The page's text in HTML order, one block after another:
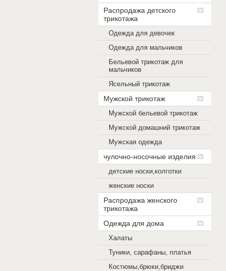
Распродажа детского
трикотажа
Одежда для девочек
Одежда для мальчиков
Бельевой трикотаж для
мальчиков
Ясельный трикотаж
Мужской трикотаж
Мужской бельевой трикотаж
Мужской домашний трикотаж
Мужская одежда
чулочно-носочные изделия
детские носки,колготки
женские носки
Распродажа женского
трикотажа
Одежда для дома
Халаты
Туники, сарафаны, платья
Костюмы,брюки,бриджи